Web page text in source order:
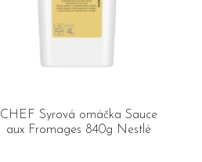
CHEF Syrová omáčka Sauce
aux Fromages 840g Nestlé